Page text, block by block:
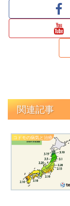
関連記事
コドモの病気と治療